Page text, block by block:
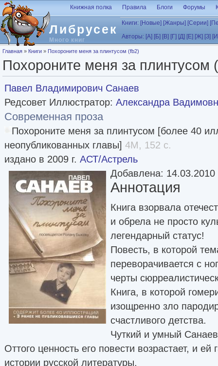
Перейти к основному содержанию
Либрусек
Много книг
Книжная полка Правила Блоги Форумы
Книги: [Новые] [Жанры] [Серии]
Авторы: [А] [Б] [В] [Г] [Д] [Е] [Ж] [З]
Вы здесь
Главная » Книги » Похороните меня за плинтусом (fb2)
Похороните меня за плинтусом
Павел Владимирович Санаев
Редсовет Иллюстратор: Александра
Современная проза
Похороните меня за плинтусом [более 40
неопубликованных главы] 4M, 152 с.
издано в 2009 г. АСТ/Астрель
Добавлена: 14.03.2010
Аннотация
Книга взорвала
и обрела не просто
легендарный статус!
Повесть, в которой
переворачивается с
черты
Книга, в которой
изощренно зло
счастливого детства.
Чуткий и умный
Оттого ценность его повести возрастает, и ей
истории русской литературы.